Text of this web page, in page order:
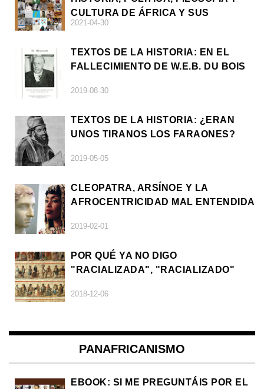
CULTURA DE ÁFRICA Y SUS
DIÁSPORAS
2021-04-30
TEXTOS DE LA HISTORIA: EN EL
FALLECIMIENTO DE W.E.B. DU BOIS
2019-08-30
TEXTOS DE LA HISTORIA: ¿ERAN
UNOS TIRANOS LOS FARAONES?
2019-05-05
CLEOPATRA, ARSÍNOE Y LA
AFROCENTRICIDAD MAL ENTENDIDA
2019-02-01
POR QUÉ YA NO DIGO
"RACIALIZADA", "RACIALIZADO"
2018-12-06
PANAFRICANISMO
EBOOK: SI ME PREGUNTÁIS POR EL